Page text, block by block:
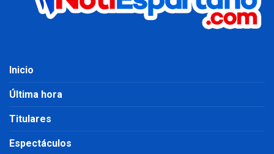
Inicio
Última hora
Titulares
Espectáculos